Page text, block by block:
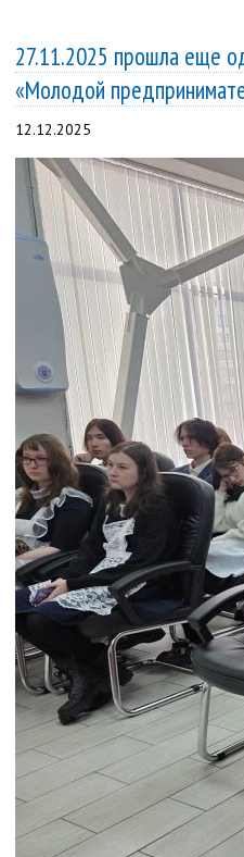
27.11.2025 прошла еще
«Молодой
12.12.2025